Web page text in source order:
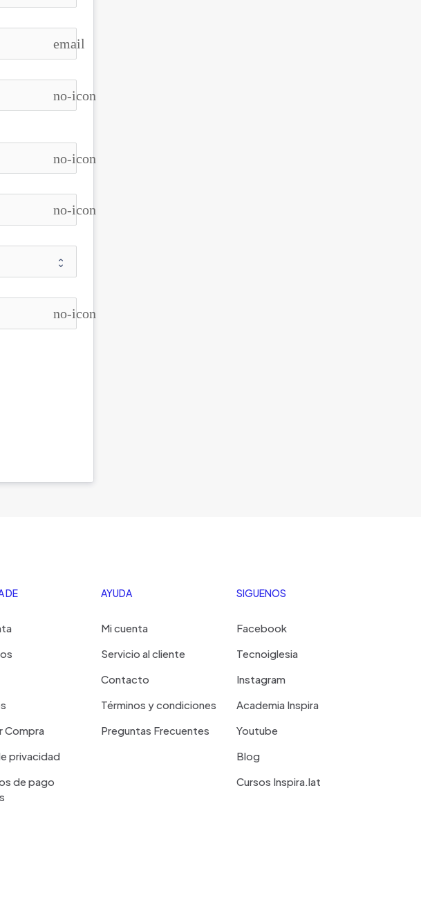
email
no-icon
no-icon
no-icon
no-icon
DE
Compra
privacidad
de pago
AYUDA
Mi cuenta
Servicio al cliente
Contacto
Términos y condiciones
Preguntas Frecuentes
SIGUENOS
Facebook
Tecnoiglesia
Instagram
Academia Inspira
Youtube
Blog
Cursos Inspira.lat